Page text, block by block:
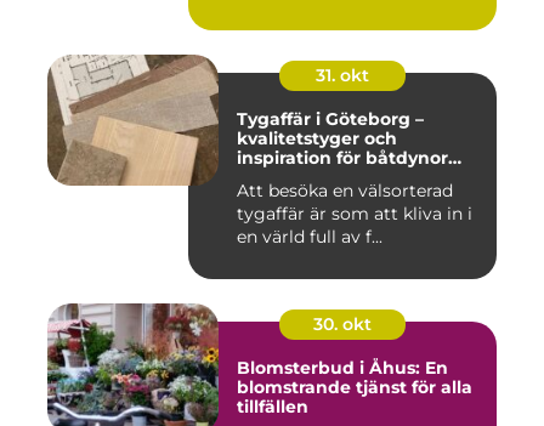
31. okt
Tygaffär i Göteborg –
kvalitetstyger och
inspiration för båtdynor
Att besöka en välsorterad
tygaffär är som att kliva in i
en värld full av f...
30. okt
Blomsterbud i Åhus: En
blomstrande tjänst för alla
tillfällen